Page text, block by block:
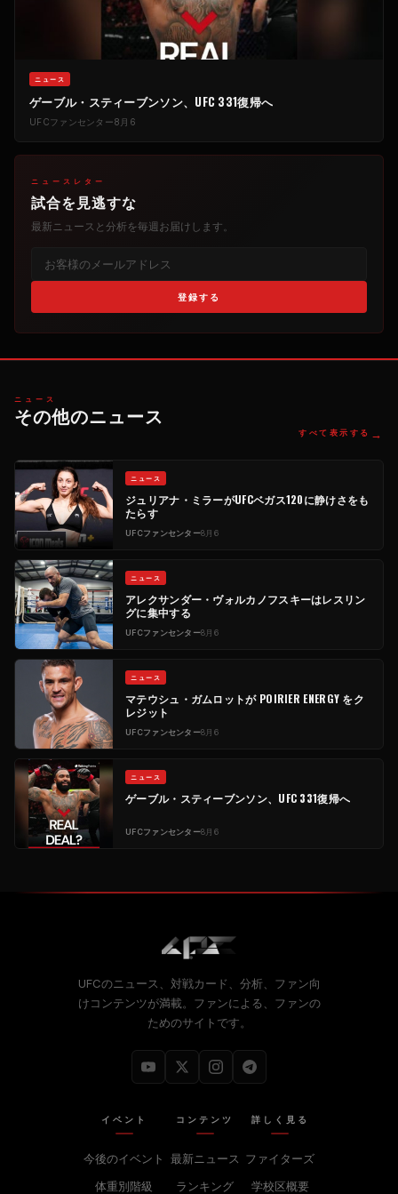
ニュース
ゲーブル・スティーブンソン、UFC 331復帰へ
UFCファンセンター8月6
ニュースレター
試合を見逃すな
最新ニュースと分析を毎週お届けします。
登録する
ニュース
その他のニュース
すべて表示する →
ニュース
ジュリアナ・ミラーがUFCベガス120に静けさをも
たらす
UFCファンセンター8月6
ニュース
アレクサンダー・ヴォルカノフスキーはレスリン
グに集中する
UFCファンセンター8月6
ニュース
マテウシュ・ガムロットが POIRIER ENERGY をク
レジット
UFCファンセンター8月6
ニュース
ゲーブル・スティーブンソン、UFC 331復帰へ
UFCファンセンター8月6
UFCのニュース、対戦カード、分析、ファン向
けコンテンツが満載。ファンによる、ファンの
ためのサイトです。
イベント
今後のイベント
体重別階級
コンテンツ
最新ニュース
ランキング
詳しく見る
ファイターズ
学校区概要